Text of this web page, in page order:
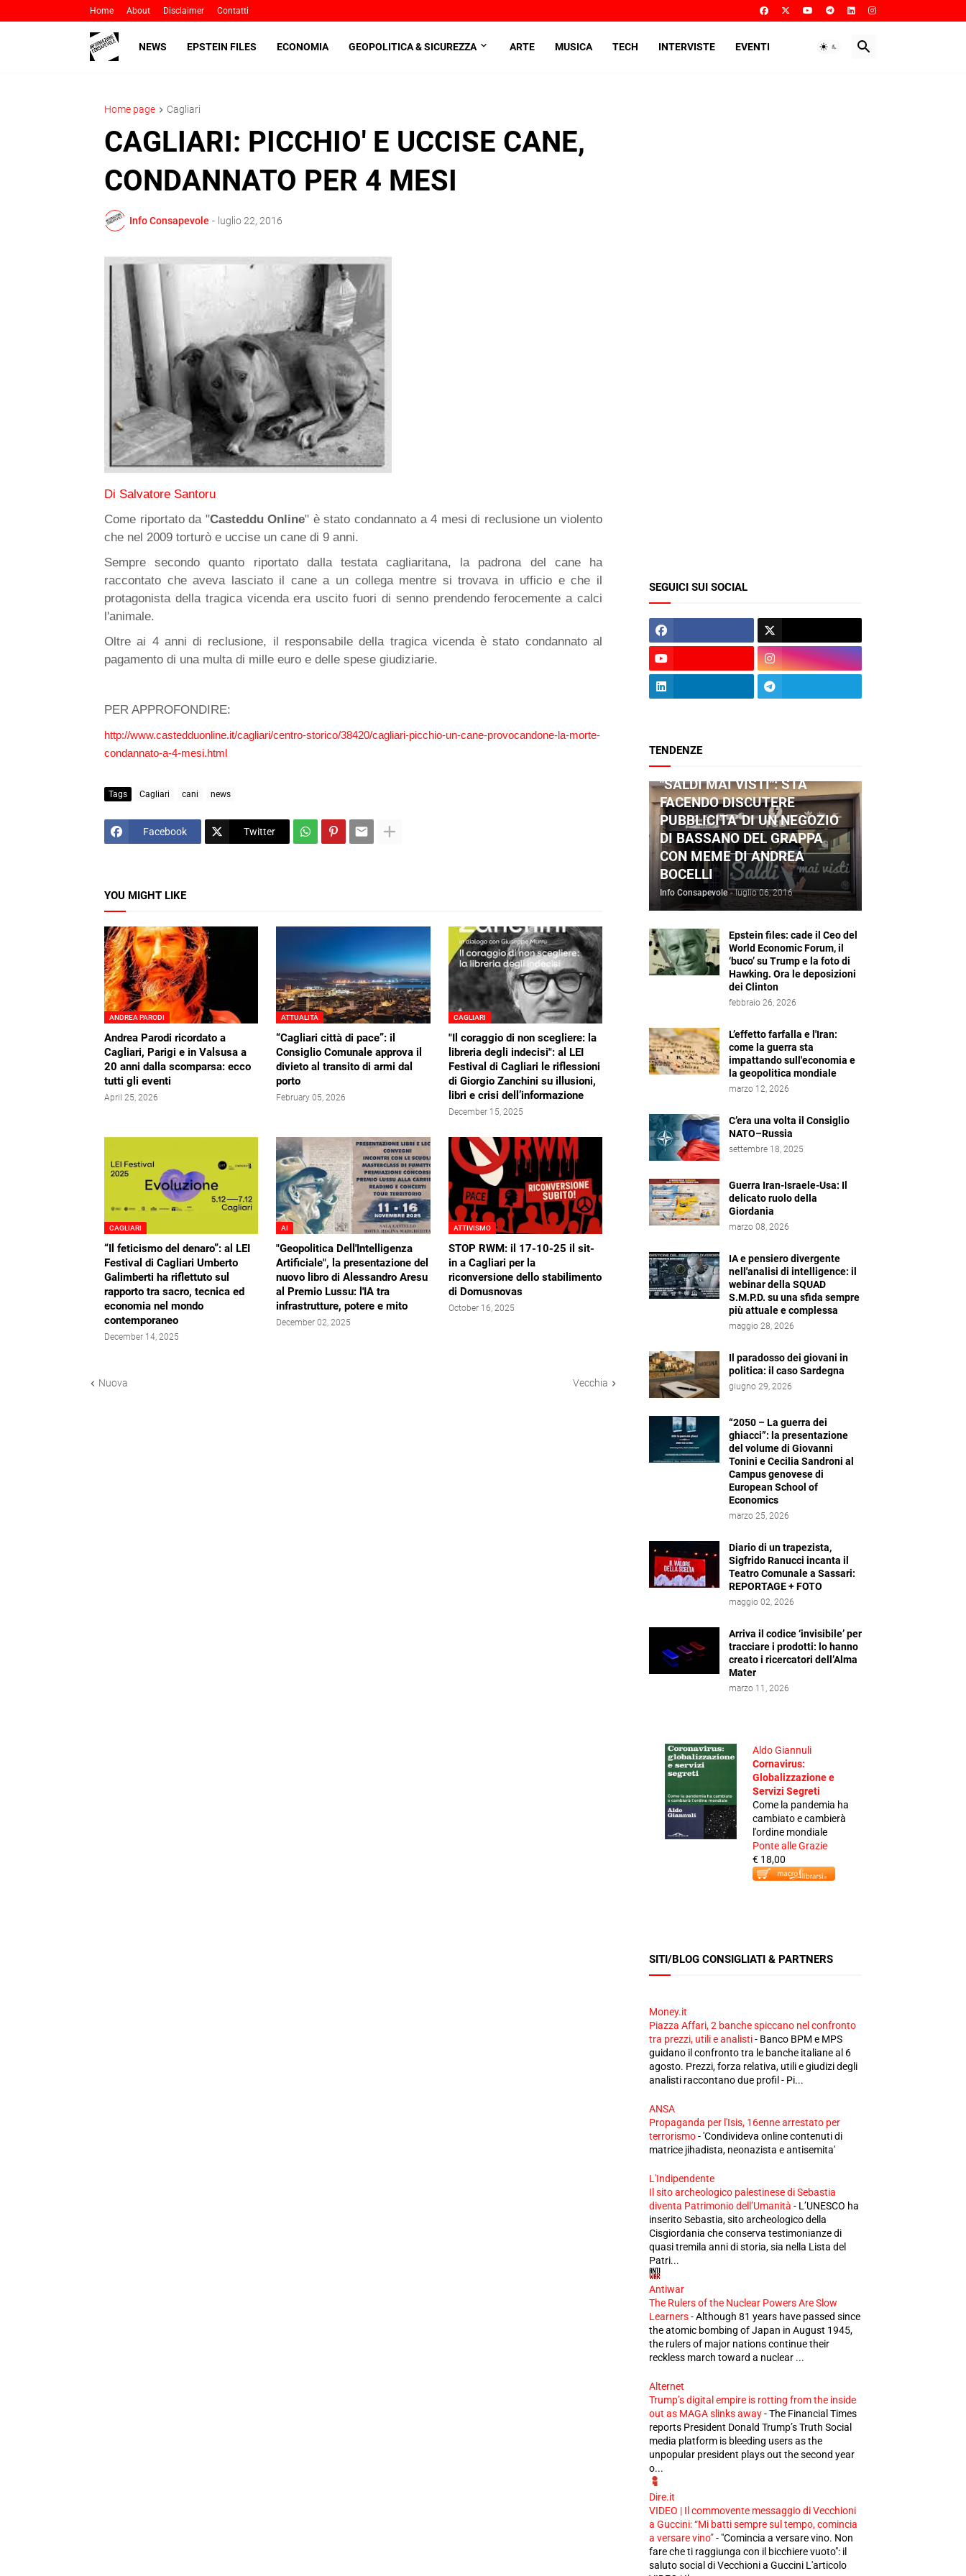
Home About Disclaimer Contatti
NEWS EPSTEIN FILES ECONOMIA GEOPOLITICA & SICUREZZA ARTE MUSICA TECH INTERVISTE EVENTI
Home page Cagliari
CAGLIARI: PICCHIO' E UCCISE CANE,
CONDANNATO PER 4 MESI
Info Consapevole - luglio 22, 2016
Di Salvatore Santoru
Come riportato da "Casteddu Online" è stato condannato a 4 mesi di reclusione un violento
che nel 2009 torturò e uccise un cane di 9 anni.
Sempre secondo quanto riportato dalla testata cagliaritana, la padrona del cane ha
raccontato che aveva lasciato il cane a un collega mentre si trovava in ufficio e che il
protagonista della tragica vicenda era uscito fuori di senno prendendo ferocemente a calci
l'animale.
Oltre ai 4 anni di reclusione, il responsabile della tragica vicenda è stato condannato al
pagamento di una multa di mille euro e delle spese giudiziarie.
PER APPROFONDIRE:
http://www.castedduonline.it/cagliari/centro-storico/38420/cagliari-picchio-un-cane-provocandone-la-morte-
condannato-a-4-mesi.html
Tags Cagliari cani news
Facebook Twitter
YOU MIGHT LIKE
ANDREA PARODI
Andrea Parodi ricordato a
Cagliari, Parigi e in Valsusa a
20 anni dalla scomparsa: ecco
tutti gli eventi
April 25, 2026
ATTUALITÀ
“Cagliari città di pace”: il
Consiglio Comunale approva il
divieto al transito di armi dal
porto
February 05, 2026
CAGLIARI
"Il coraggio di non scegliere: la
libreria degli indecisi": al LEI
Festival di Cagliari le riflessioni
di Giorgio Zanchini su illusioni,
libri e crisi dell’informazione
December 15, 2025
CAGLIARI
“Il feticismo del denaro”: al LEI
Festival di Cagliari Umberto
Galimberti ha riflettuto sul
rapporto tra sacro, tecnica ed
economia nel mondo
contemporaneo
December 14, 2025
AI
"Geopolitica Dell'Intelligenza
Artificiale", la presentazione del
nuovo libro di Alessandro Aresu
al Premio Lussu: l'IA tra
infrastrutture, potere e mito
December 02, 2025
ATTIVISMO
STOP RWM: il 17-10-25 il sit-
in a Cagliari per la
riconversione dello stabilimento
di Domusnovas
October 16, 2025
Nuova Vecchia
SEGUICI SUI SOCIAL
TENDENZE
"SALDI MAI VISTI": STA
FACENDO DISCUTERE
PUBBLICITA' DI UN NEGOZIO
DI BASSANO DEL GRAPPA
CON MEME DI ANDREA
BOCELLI
Info Consapevole - luglio 06, 2016
Epstein files: cade il Ceo del
World Economic Forum, il
‘buco’ su Trump e la foto di
Hawking. Ora le deposizioni
dei Clinton
febbraio 26, 2026
L’effetto farfalla e l'Iran:
come la guerra sta
impattando sull'economia e
la geopolitica mondiale
marzo 12, 2026
C’era una volta il Consiglio
NATO–Russia
settembre 18, 2025
Guerra Iran-Israele-Usa: Il
delicato ruolo della
Giordania
marzo 08, 2026
IA e pensiero divergente
nell'analisi di intelligence: il
webinar della SQUAD
S.M.P.D. su una sfida sempre
più attuale e complessa
maggio 28, 2026
Il paradosso dei giovani in
politica: il caso Sardegna
giugno 29, 2026
“2050 – La guerra dei
ghiacci”: la presentazione
del volume di Giovanni
Tonini e Cecilia Sandroni al
Campus genovese di
European School of
Economics
marzo 25, 2026
Diario di un trapezista,
Sigfrido Ranucci incanta il
Teatro Comunale a Sassari:
REPORTAGE + FOTO
maggio 02, 2026
Arriva il codice ‘invisibile’ per
tracciare i prodotti: lo hanno
creato i ricercatori dell’Alma
Mater
marzo 11, 2026
Aldo Giannuli
Cornavirus:
Globalizzazione e
Servizi Segreti
Come la pandemia ha
cambiato e cambierà
l'ordine mondiale
Ponte alle Grazie
€ 18,00
SITI/BLOG CONSIGLIATI & PARTNERS
Money.it
Piazza Affari, 2 banche spiccano nel confronto
tra prezzi, utili e analisti- Banco BPM e MPS
guidano il confronto tra le banche italiane al 6
agosto. Prezzi, forza relativa, utili e giudizi degli
analisti raccontano due profil - Pi...
ANSA
Propaganda per l'Isis, 16enne arrestato per
terrorismo-'Condivideva online contenuti di
matrice jihadista, neonazista e antisemita'
L'Indipendente
Il sito archeologico palestinese di Sebastia
diventa Patrimonio dell’Umanità - L’UNESCO ha
inserito Sebastia, sito archeologico della
Cisgiordania che conserva testimonianze di
quasi tremila anni di storia, sia nella Lista del
Patri...
Antiwar
The Rulers of the Nuclear Powers Are Slow
Learners-Although 81 years have passed since
the atomic bombing of Japan in August 1945,
the rulers of major nations continue their
reckless march toward a nuclear ...
Alternet
Trump’s digital empire is rotting from the inside
out as MAGA slinks away-The Financial Times
reports President Donald Trump’s Truth Social
media platform is bleeding users as the
unpopular president plays out the second year
o...
Dire.it
VIDEO | Il commovente messaggio di Vecchioni
a Guccini: “Mi batti sempre sul tempo, comincia
a versare vino”- "Comincia a versare vino. Non
fare che ti raggiunga con il bicchiere vuoto": il
saluto social di Vecchioni a Guccini L'articolo